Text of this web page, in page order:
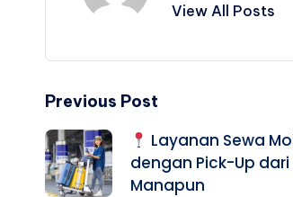
View All Posts
Post
navigation
Previous Post
Layanan Sewa
dengan Pick-Up dari
Manapun